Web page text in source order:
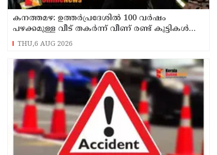
കനത്തമഴ: ഉത്തര്‍പ്രദേശില്‍ 100 വര്‍ഷം
പഴക്കമുള്ള വീട് തകര്‍ന്ന് വീണ് രണ്ട് കുട്ടികള്‍
ഉള്‍പ്പടെ 6 പേര്‍ക്ക് ദാരുണാന്ത്യം
THU,6 AUG 2026